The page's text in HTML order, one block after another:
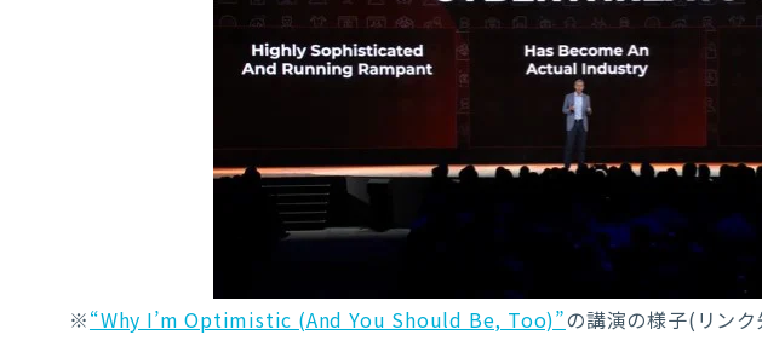
※“Why I’m Optimistic (And You Should Be, Too)”の講演の様子(リン